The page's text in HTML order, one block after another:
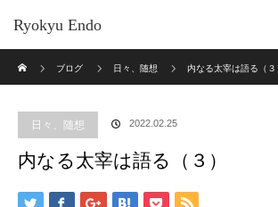
Ryokyu Endo
ブログ
日々、随想 内なる太宰は語る（３
日々、随想 2022.02.25
内なる太宰は語る（３）